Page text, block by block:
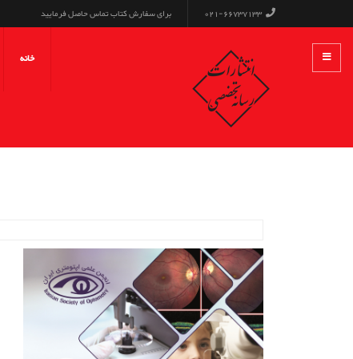
021-66737133 برای سفارش کتاب تماس حاصل فرمایید
خانه